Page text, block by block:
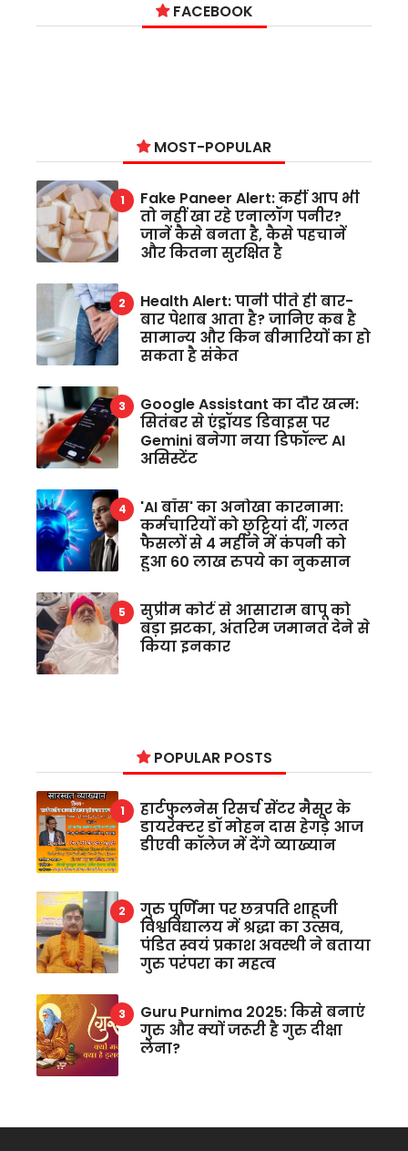
FACEBOOK
MOST-POPULAR
Fake Paneer Alert: कहीं आप भी
तो नहीं खा रहे एनालॉग पनीर?
जानें कैसे बनता है, कैसे पहचानें
और कितना सुरक्षित है
Health Alert: पानी पीते ही बार-
बार पेशाब आता है? जानिए कब है
सामान्य और किन बीमारियों का हो
सकता है संकेत
Google Assistant का दौर खत्म:
सितंबर से एंड्रॉयड डिवाइस पर
Gemini बनेगा नया डिफॉल्ट AI
असिस्टेंट
'AI बॉस' का अनोखा कारनामा:
कर्मचारियों को छुट्टियां दीं, गलत
फैसलों से 4 महीने में कंपनी को
हुआ 60 लाख रुपये का नुकसान
सुप्रीम कोर्ट से आसाराम बापू को
बड़ा झटका, अंतरिम जमानत देने से
किया इनकार
POPULAR POSTS
हार्टफुलनेस रिसर्च सेंटर मैसूर के
डायरेक्टर डॉ मोहन दास हेगड़े आज
डीएवी कॉलेज में देंगे व्याख्यान
गुरु पूर्णिमा पर छत्रपति शाहूजी
विश्वविद्यालय में श्रद्धा का उत्सव,
पंडित स्वयं प्रकाश अवस्थी ने बताया
गुरु परंपरा का महत्व
Guru Purnima 2025: किसे बनाएं
गुरु और क्यों जरूरी है गुरु दीक्षा
लेना?